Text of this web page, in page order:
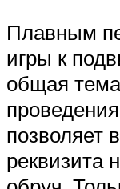
Плавным
игры к
общая
позволяет
реквизита